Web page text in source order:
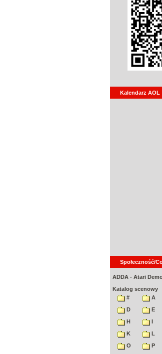
Kalendarz AOL
Społeczność/
ADDA - Atari
Katalog scenowy
#
A
D
E
H
I
K
L
O
P